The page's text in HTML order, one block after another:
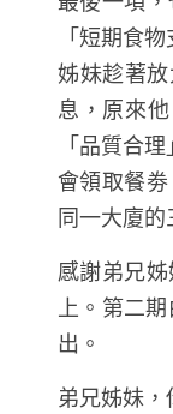
基層市民
多商舖，
最後一項
「短期食
姊妹趁著
息，原來
會領取餐
同一大廈